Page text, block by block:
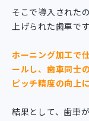
そこで導入された
上げられた歯車です
ホーニング加工で
ールし、歯車同士
ピッチ精度の向上
結果として、歯車